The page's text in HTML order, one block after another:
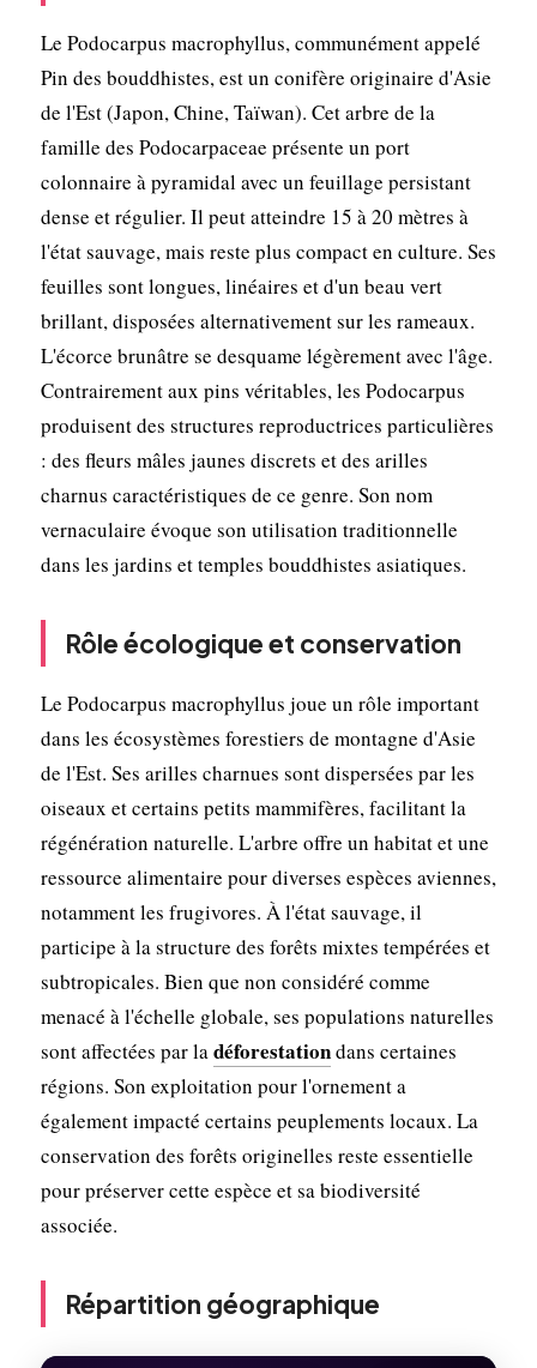
Le Podocarpus macrophyllus, communément appelé
Pin des bouddhistes, est un conifère originaire d'Asie
de l'Est (Japon, Chine, Taïwan). Cet arbre de la
famille des Podocarpaceae présente un port
colonnaire à pyramidal avec un feuillage persistant
dense et régulier. Il peut atteindre 15 à 20 mètres à
l'état sauvage, mais reste plus compact en culture. Ses
feuilles sont longues, linéaires et d'un beau vert
brillant, disposées alternativement sur les rameaux.
L'écorce brunâtre se desquame légèrement avec l'âge.
Contrairement aux pins véritables, les Podocarpus
produisent des structures reproductrices particulières
: des fleurs mâles jaunes discrets et des arilles
charnus caractéristiques de ce genre. Son nom
vernaculaire évoque son utilisation traditionnelle
dans les jardins et temples bouddhistes asiatiques.
Rôle écologique et conservation
Le Podocarpus macrophyllus joue un rôle important
dans les écosystèmes forestiers de montagne d'Asie
de l'Est. Ses arilles charnues sont dispersées par les
oiseaux et certains petits mammifères, facilitant la
régénération naturelle. L'arbre offre un habitat et une
ressource alimentaire pour diverses espèces aviennes,
notamment les frugivores. À l'état sauvage, il
participe à la structure des forêts mixtes tempérées et
subtropicales. Bien que non considéré comme
menacé à l'échelle globale, ses populations naturelles
sont affectées par ladéforestationdans certaines
régions. Son exploitation pour l'ornement a
également impacté certains peuplements locaux. La
conservation des forêts originelles reste essentielle
pour préserver cette espèce et sa biodiversité
associée.
Répartition géographique